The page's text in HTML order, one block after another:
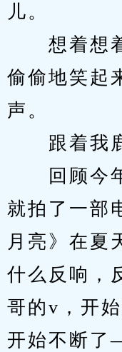
儿。
想着想着
偷偷地笑起
声。
跟着我鹿
回顾今年
就拍了一部
月亮》在夏
什么反响，
哥的v，开
开始不断